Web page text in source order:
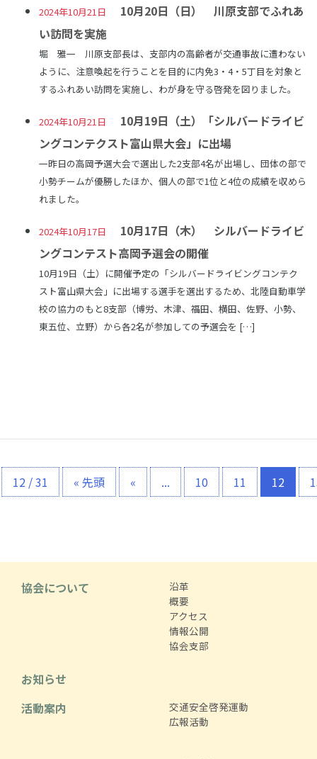
2024年10月21日
10月20日（日） 川原支部でふれあ
い訪問を実施
堀 雅一 川原支部長は、支部内の高齢者が交通事故に遭わない
ように、注意喚起を行うことを目的に内免3・4・5丁目を対象と
するふれあい訪問を実施し、わが身を守る啓発を図りました。
2024年10月21日
10月19日（土）「シルバードライビ
ングコンテクスト富山県大会」に出場
一昨日の高岡予選大会で選出した2支部4名が出場し、団体の部で
小勢チームが優勝したほか、個人の部で1位と4位の成績を収めら
れました。
2024年10月17日
10月17日（木） シルバードライビ
ングコンテスト高岡予選会の開催
10月19日（土）に開催予定の「シルバードライビングコンテク
スト富山県大会」に出場する選手を選出するため、北陸自動車学
校の協力のもと8支部（博労、木津、福田、横田、佐野、小勢、
東五位、立野）から各2名が参加しての予選会を […]
12 / 31 « 先頭 « ... 10 11 12
協会について
沿革
概要
アクセス
情報公開
協会支部
お知らせ
活動案内
交通安全啓発運動
広報活動